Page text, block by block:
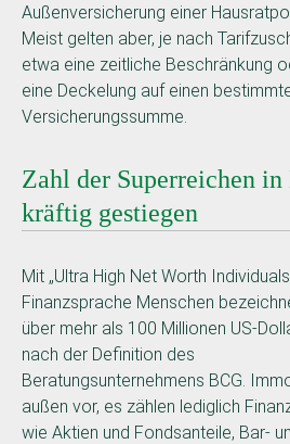
Außenversicherung einer
Meist gelten aber, je nach
etwa eine zeitliche Beschränkung
eine Deckelung auf einen
Versicherungssumme.
Zahl der Superreichen in
kräftig gestiegen
Mit „Ultra High Net Worth
Finanzsprache Menschen
über mehr als 100 Millionen US-
nach der Definition des
Beratungsunternehmens BCG.
außen vor, es zählen lediglich
wie Aktien und Fondsanteile, Bar-